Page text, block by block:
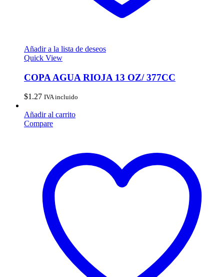
Añadir a la lista de deseos
Quick View
COPA AGUA RIOJA 13 OZ/ 377CC
$1.27 IVA incluido
Añadir al carrito
Compare